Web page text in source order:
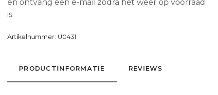
en ontvang een e-mail zodra het weer op voorraad
is.
Artikelnummer: U0431
PRODUCTINFORMATIE REVIEWS